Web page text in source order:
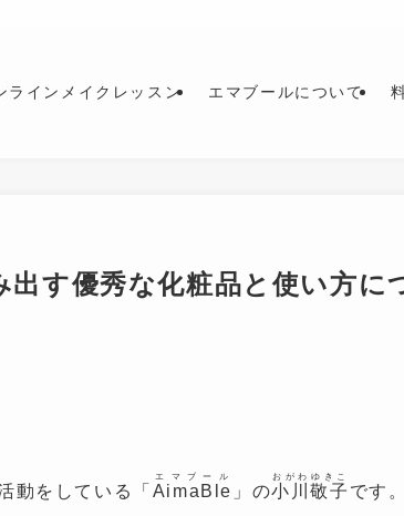
ラインメイクレッスン エマブールについて
す優秀な化粧品と使い方に
動をしている「 AimaBle
エマブール
」の小川敬子
おがわゆきこ
です。